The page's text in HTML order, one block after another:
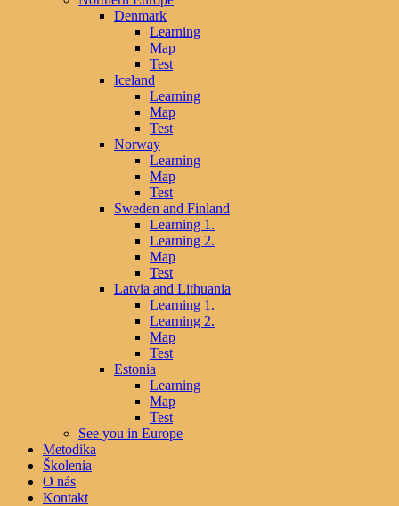
Denmark
Learning
Map
Test
Iceland
Learning
Map
Test
Norway
Learning
Map
Test
Sweden and Finland
Learning 1.
Learning 2.
Map
Test
Latvia and Lithuania
Learning 1.
Learning 2.
Map
Test
Estonia
Learning
Map
Test
See you in Europe
Metodika
Školenia
O nás
Kontakt